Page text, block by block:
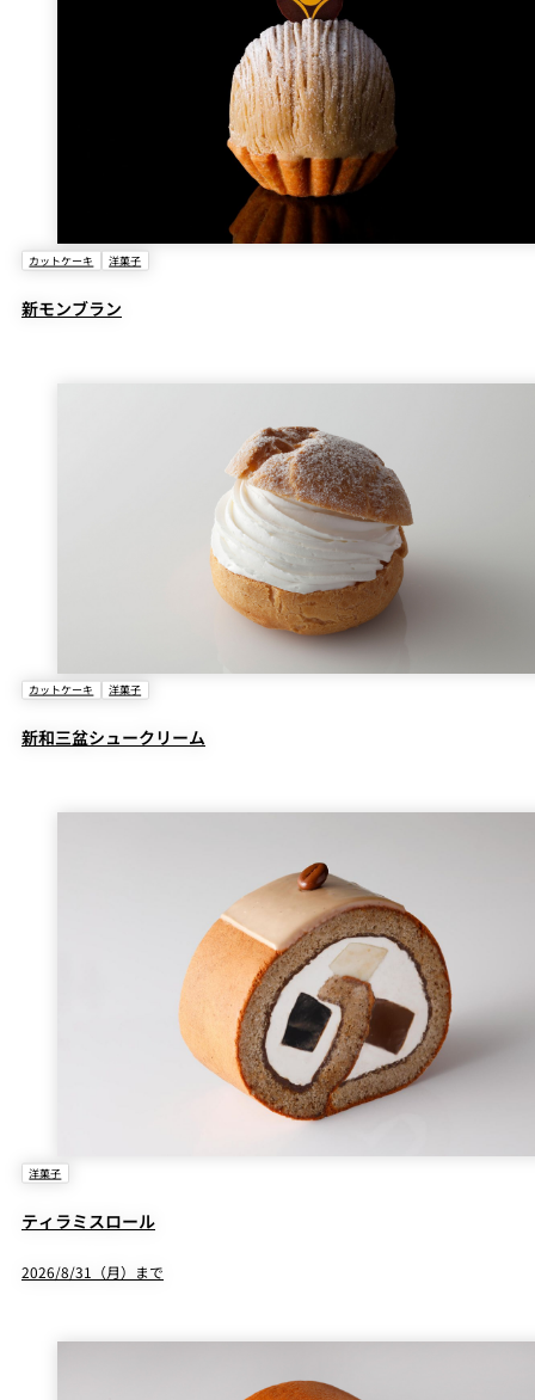
カットケーキ 洋菓子
新モンブラン
カットケーキ 洋菓子
新和三盆シュークリーム
洋菓子
ティラミスロール
2026/8/31（月）まで